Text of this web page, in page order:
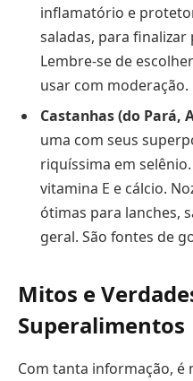
inflamatório e
saladas, para
Lembre-se de
usar com moderação.
Castanhas (do Pará,
uma com seus
riquíssima em
vitamina E e cálcio.
ótimas para lanches,
geral. São fontes de
Mitos e
Superalimentos
Com tanta informação,